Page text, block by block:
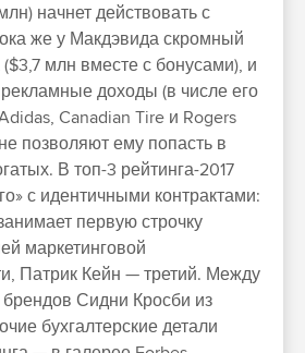
начнет действовать с
же у Макдэвида скромный
($3,7 млн вместе с бонусами), и
доходы (в числе его
Canadian Tire и Rogers
позволяют ему попасть в
В топ-3 рейтинга-2017
с идентичными контрактами:
первую строчку
маркетинговой
Патрик Кейн — третий. Между
Сидни Кросби из
бухгалтерские детали